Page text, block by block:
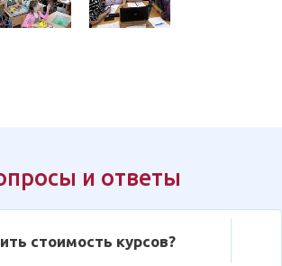
и ответы
стоимость курсов?